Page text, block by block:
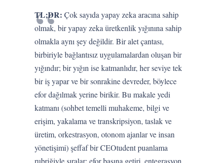
TL;DR: Çok sayıda yapay zeka aracına sahip
olmak, bir yapay zeka üretkenlik yığınına sahip
olmakla aynı şey değildir. Bir alet çantası,
birbiriyle bağlantısız uygulamalardan oluşan bir
yığındır; bir yığın ise katmanlıdır, her seviye tek
bir iş yapar ve bir sonrakine devreder, böylece
efor dağılmak yerine birikir. Bu makale yedi
katmanı (sohbet temelli muhakeme, bilgi ve
erişim, yakalama ve transkripsiyon, taslak ve
üretim, orkestrasyon, otonom ajanlar ve insan
yönetişimi) şeffaf bir CEOtudent puanlama
rubriğiyle sıralar: efor başına getiri, entegrasyon